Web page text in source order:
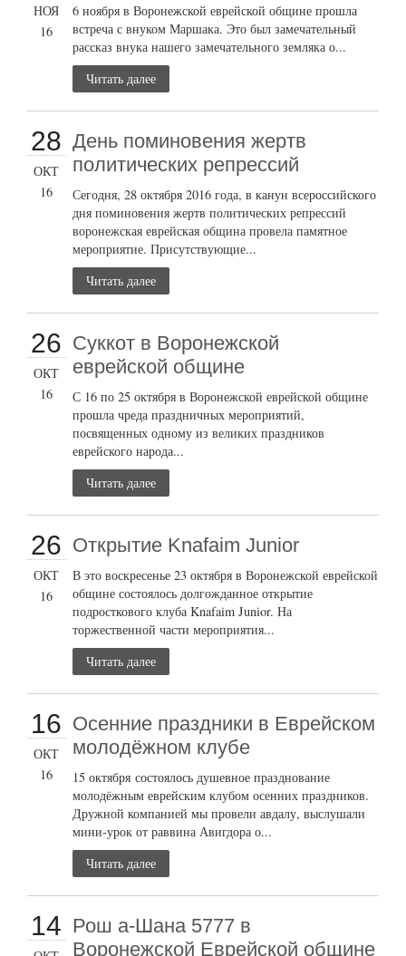
НОЯ
16
6 ноября в Воронежской еврейской общине прошла
встреча с внуком Маршака. Это был замечательный
рассказ внука нашего замечательного земляка о...
Читать далее
28
ОКТ
16
День поминовения жертв
политических репрессий
Сегодня, 28 октября 2016 года, в канун всероссийского
дня поминовения жертв политических репрессий
воронежская еврейская община провела памятное
мероприятие. Присутствующие...
Читать далее
26
ОКТ
16
Суккот в Воронежской
еврейской общине
С 16 по 25 октября в Воронежской еврейской общине
прошла чреда праздничных мероприятий,
посвященных одному из великих праздников
еврейского народа...
Читать далее
26
ОКТ
16
Открытие Knafaim Junior
В это воскресенье 23 октября в Воронежской еврейской
общине состоялось долгожданное открытие
подросткового клуба Knafaim Junior. На
торжественной части мероприятия...
Читать далее
16
ОКТ
16
Осенние праздники в Еврейском
молодёжном клубе
15 октября состоялось душевное празднование
молодёжным еврейским клубом осенних праздников.
Дружной компанией мы провели авдалу, выслушали
мини-урок от раввина Авигдора о...
Читать далее
14 Рош а-Шана 5777 в
Воронежской Еврейской общине